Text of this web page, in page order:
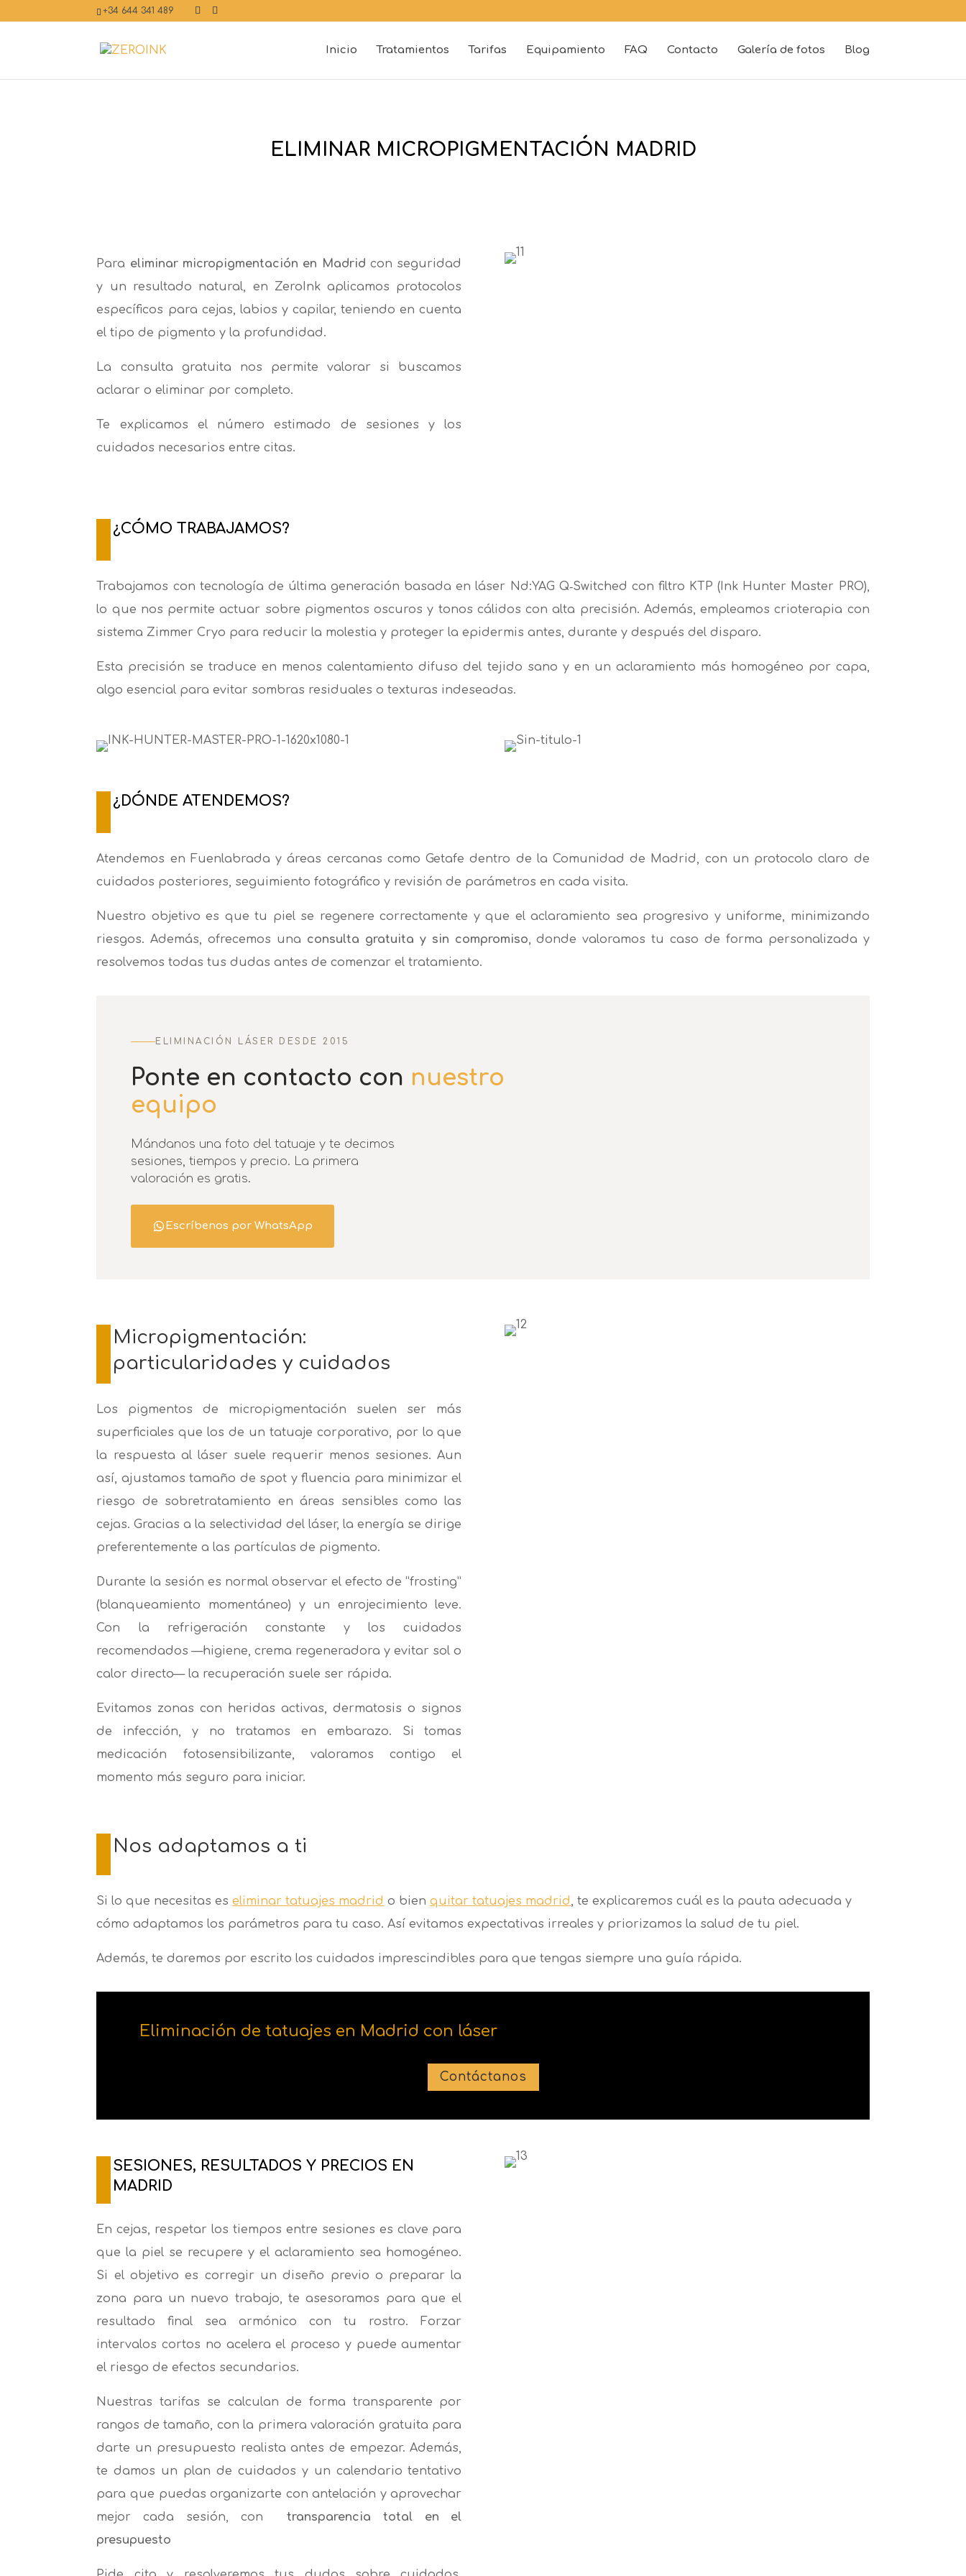
+34 644 341 489
Inicio Tratamientos Tarifas Equipamiento FAQ Contacto Galería de fotos Blog
ELIMINAR MICROPIGMENTACIÓN MADRID
Para eliminar micropigmentación en Madrid con seguridad
y un resultado natural, en ZeroInk aplicamos protocolos
específicos para cejas, labios y capilar, teniendo en cuenta
el tipo de pigmento y la profundidad.
La consulta gratuita nos permite valorar si buscamos
aclarar o eliminar por completo.
Te explicamos el número estimado de sesiones y los
cuidados necesarios entre citas.
¿CÓMO TRABAJAMOS?
Trabajamos con tecnología de última generación basada en láser Nd:YAG Q‑Switched con filtro KTP (Ink Hunter Master PRO),
lo que nos permite actuar sobre pigmentos oscuros y tonos cálidos con alta precisión. Además, empleamos crioterapia con
sistema Zimmer Cryo para reducir la molestia y proteger la epidermis antes, durante y después del disparo.
Esta precisión se traduce en menos calentamiento difuso del tejido sano y en un aclaramiento más homogéneo por capa,
algo esencial para evitar sombras residuales o texturas indeseadas.
¿DÓNDE ATENDEMOS?
Atendemos en Fuenlabrada y áreas cercanas como Getafe dentro de la Comunidad de Madrid, con un protocolo claro de
cuidados posteriores, seguimiento fotográfico y revisión de parámetros en cada visita.
Nuestro objetivo es que tu piel se regenere correctamente y que el aclaramiento sea progresivo y uniforme, minimizando
riesgos. Además, ofrecemos una consulta gratuita y sin compromiso, donde valoramos tu caso de forma personalizada y
resolvemos todas tus dudas antes de comenzar el tratamiento.
ELIMINACIÓN LÁSER DESDE 2015
Ponte en contacto con nuestro
equipo
Mándanos una foto del tatuaje y te decimos
sesiones, tiempos y precio. La primera
valoración es gratis.
Escríbenos por WhatsApp
Micropigmentación:
particularidades y cuidados
Los pigmentos de micropigmentación suelen ser más
superficiales que los de un tatuaje corporativo, por lo que
la respuesta al láser suele requerir menos sesiones. Aun
así, ajustamos tamaño de spot y fluencia para minimizar el
riesgo de sobretratamiento en áreas sensibles como las
cejas.Gracias a la selectividad del láser, la energía se dirige
preferentemente a las partículas de pigmento.
Durante la sesión es normal observar el efecto de “frosting”
(blanqueamiento momentáneo) y un enrojecimiento leve.
Con la refrigeración constante y los cuidados
recomendados —higiene, crema regeneradora y evitar sol o
calor directo— la recuperación suele ser rápida.
Evitamos zonas con heridas activas, dermatosis o signos
de infección, y no tratamos en embarazo. Si tomas
medicación fotosensibilizante, valoramos contigo el
momento más seguro para iniciar.
Nos adaptamos a ti
Si lo que necesitas eseliminar tatuajes madrid o bienquitar tatuajes madrid, te explicaremos cuál es la pauta adecuada y
cómo adaptamos los parámetros para tu caso. Así evitamos expectativas irreales y priorizamos la salud de tu piel.
Además, te daremos por escrito los cuidados imprescindibles para que tengas siempre una guía rápida.
Eliminación de tatuajes en Madrid con láser
Contáctanos
SESIONES, RESULTADOS Y PRECIOS EN
MADRID
En cejas, respetar los tiempos entre sesiones es clave para
que la piel se recupere y el aclaramiento sea homogéneo.
Si el objetivo es corregir un diseño previo o preparar la
zona para un nuevo trabajo, te asesoramos para que el
resultado final sea armónico con tu rostro. Forzar
intervalos cortos no acelera el proceso y puede aumentar
el riesgo de efectos secundarios.
Nuestras tarifas se calculan de forma transparente por
rangos de tamaño, con la primera valoración gratuita para
darte un presupuesto realista antes de empezar. Además,
te damos un plan de cuidados y un calendario tentativo
para que puedas organizarte con antelación y aprovechar
mejor cada sesión, contransparencia total en el
presupuesto